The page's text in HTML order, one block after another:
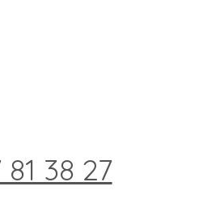
38 27